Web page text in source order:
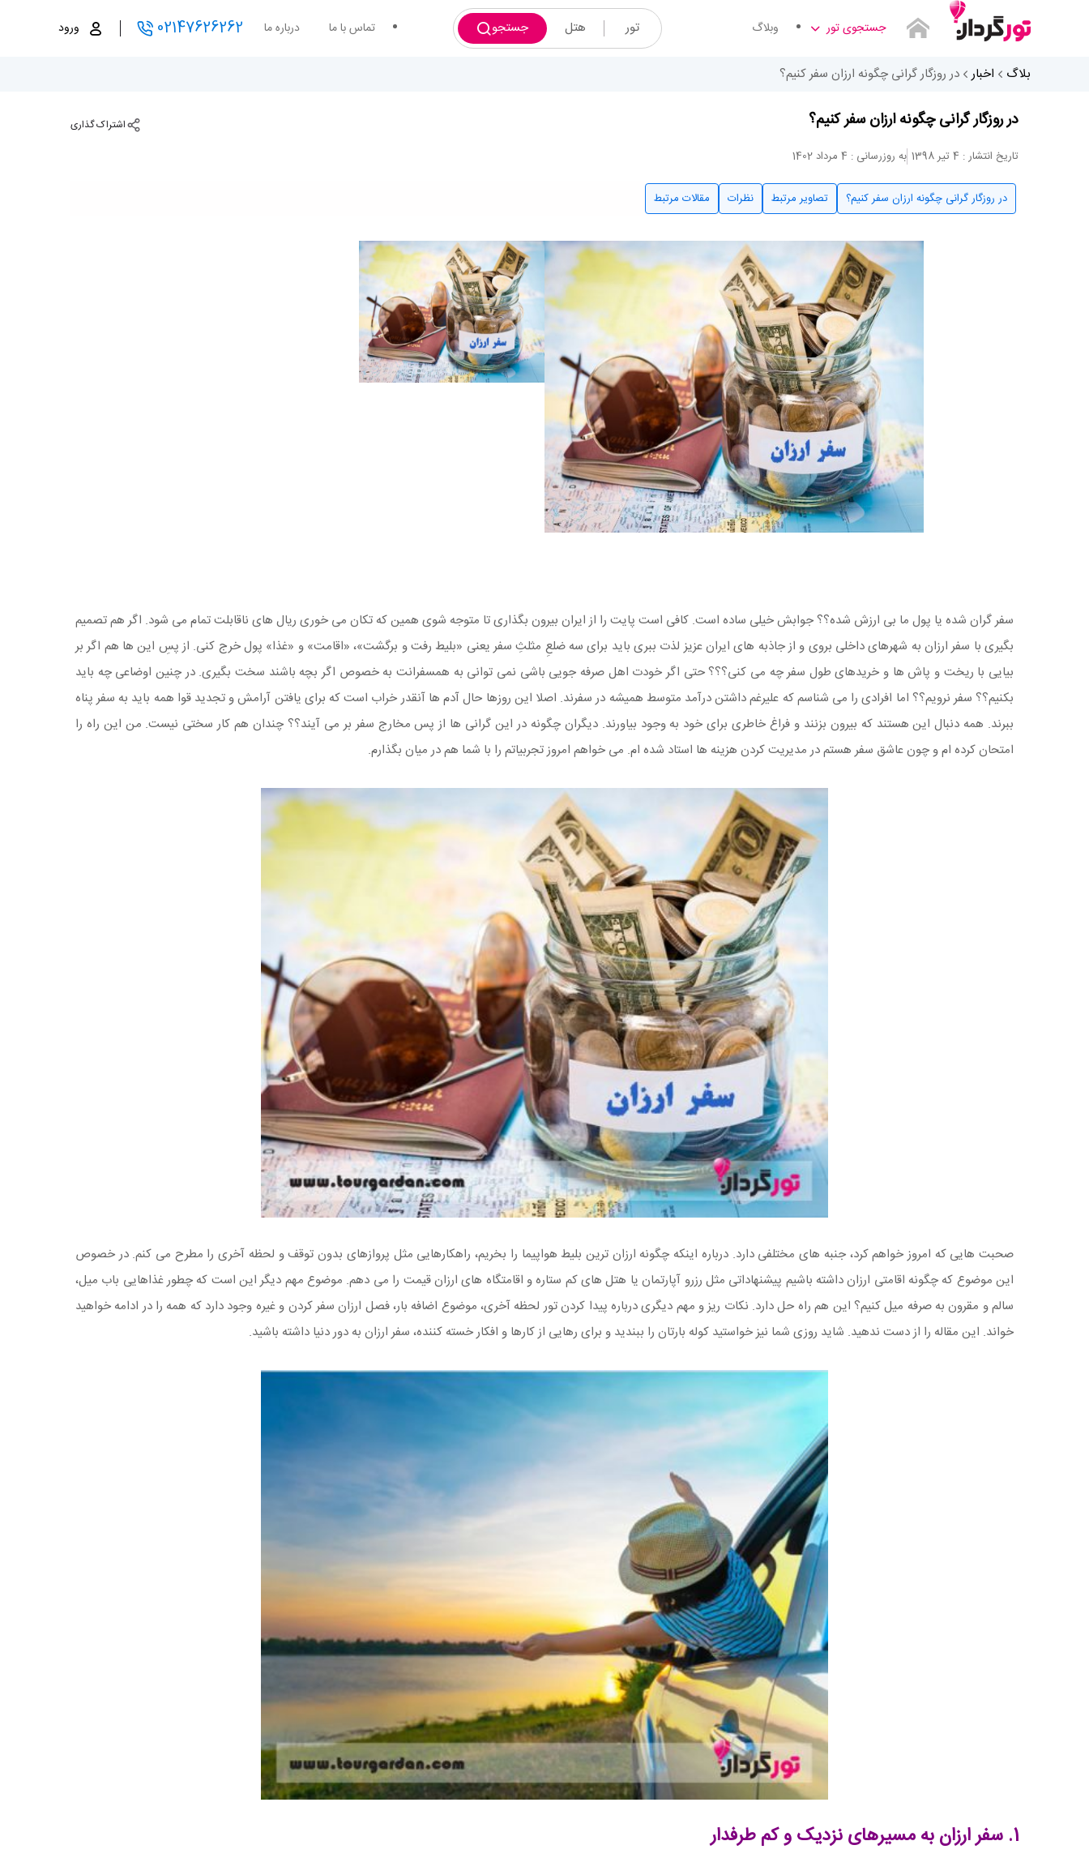
جستجوی تور وبلاگ تور هتل جستجو تماس با ما درباره ما 02147626262 ورود
بلاگ اخبار در روزگار گرانی چگونه ارزان سفر کنیم؟
در روزگار گرانی چگونه ارزان سفر کنیم؟ اشتراک گذاری
تاریخ انتشار : 4 تیر 1398 به روزرسانی : 4 مرداد 1402
در روزگار گرانی چگونه ارزان سفر کنیم؟ تصاویر مرتبط نظرات مقالات مرتبط
سفر گران شده یا پول ما بی ارزش شده؟؟ جوابش خیلی ساده است. کافی است پایت را از ایران بیرون بگذاری تا متوجه شوی همین که تکان می خوری ریال های ناقابلت تمام می شود. اگر هم تصمیم
بگیری با سفر ارزان به شهرهای داخلی بروی و از جاذبه های ایران عزیز لذت ببری باید برای سه ضلعِ مثلثِ سفر یعنی «بلیط رفت و برگشت»، «اقامت» و «غذا» پول خرج کنی. از پسِ این ها هم اگر بر
بیایی با ریخت و پاش ها و خریدهای طول سفر چه می کنی؟؟؟ حتی اگر خودت اهل صرفه جویی باشی نمی توانی به همسفرانت به خصوص اگر بچه باشند سخت بگیری. در چنین اوضاعی چه باید
بکنیم؟؟ سفر نرویم؟؟ اما افرادی را می شناسم که علیرغم داشتن درآمد متوسط همیشه در سفرند. اصلا این روزها حال آدم ها آنقدر خراب است که برای یافتن آرامش و تجدید قوا همه باید به سفر پناه
ببرند. همه دنبال این هستند که بیرون بزنند و فراغ خاطری برای خود به وجود بیاورند. دیگران چگونه در این گرانی ها از پس مخارج سفر بر می آیند؟؟ چندان هم کار سختی نیست. من این راه را
امتحان کرده ام و چون عاشق سفر هستم در مدیریت کردن هزینه ها استاد شده ام. می خواهم امروز تجربیاتم را با شما هم در میان بگذارم.
صحبت هایی که امروز خواهم کرد، جنبه های مختلفی دارد. درباره اینکه چگونه ارزان ترین بلیط هواپیما را بخریم، راهکارهایی مثل پروازهای بدون توقف و لحظه آخری را مطرح می کنم. در خصوص
این موضوع که چگونه اقامتی ارزان داشته باشیم پیشنهاداتی مثل رزرو آپارتمان یا هتل های کم ستاره و اقامتگاه های ارزان قیمت را می دهم. موضوع مهم دیگر این است که چطور غذاهایی باب میل،
سالم و مقرون به صرفه میل کنیم؟ این هم راه حل دارد. نکات ریز و مهم دیگری درباره پیدا کردن تور لحظه آخری، موضوع اضافه بار، فصل ارزان سفر کردن و غیره وجود دارد که همه را در ادامه خواهید
خواند. این مقاله را از دست ندهید. شاید روزی شما نیز خواستید کوله بارتان را ببندید و برای رهایی از کارها و افکار خسته کننده، سفر ارزان به دور دنیا داشته باشید.
1. سفر ارزان به مسیرهای نزدیک و کم طرفدار